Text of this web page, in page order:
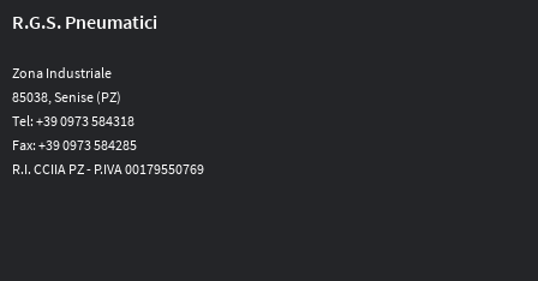
R.G.S. Pneumatici
Zona Industriale
85038, Senise (PZ)
Tel: +39 0973 584318
Fax: +39 0973 584285
R.I. CCIIA PZ - P.IVA 00179550769